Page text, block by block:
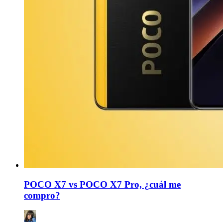
POCO X7 vs POCO X7 Pro, ¿cuál me
compro?